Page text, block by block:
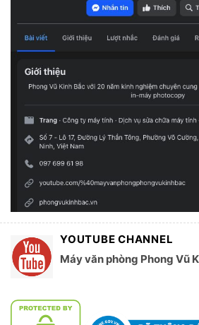
YOUTUBE CHANNEL
Máy văn phòng Phong Vũ